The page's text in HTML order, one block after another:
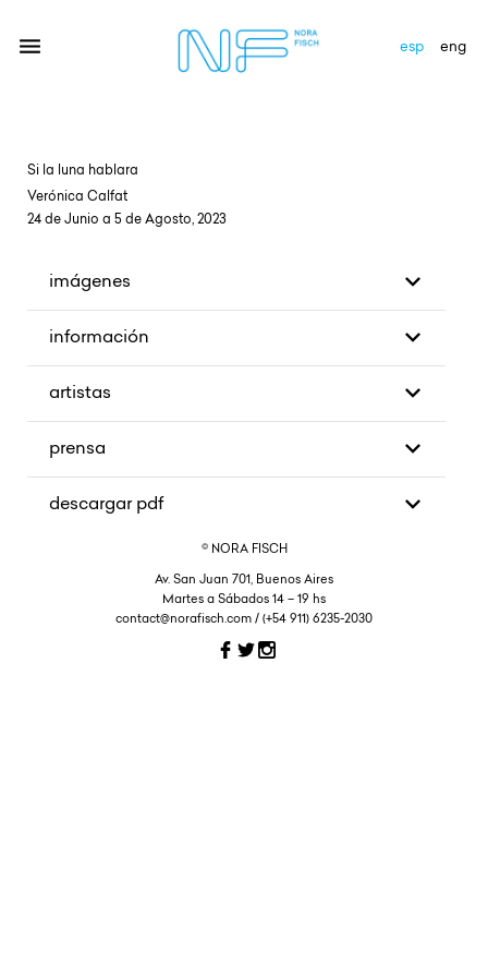
exhibiciones
novedades
newsletter
contacto
Si la luna hablara
Verónica Calfat
24 de Junio a 5 de Agosto, 2023
imágenes
información
artistas
prensa
descargar pdf
© NORA FISCH
Av. San Juan 701, Buenos Aires
Martes a Sábados 14 – 19 hs
contact@norafisch.com / (+54 911) 6235-2030
esp eng